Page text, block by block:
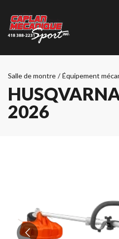
Salle de montre / Équipement
2026